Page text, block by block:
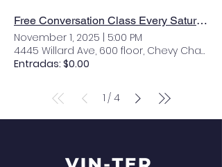
Free Conversation Class Every Saturday
November 1, 2025 | 5:00 PM
4445 Willard Ave, 600 floor, Chevy Chase,
Entradas: $0.00
1 / 4